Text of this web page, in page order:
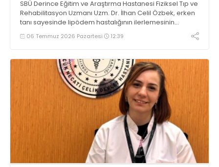
SBÜ Derince Eğitim ve Araştırma Hastanesi Fiziksel Tıp ve
Rehabilitasyon Uzmanı Uzm. Dr. İlhan Celil Özbek, erken
tanı sayesinde lipödem hastalığının ilerlemesinin
yavaşlatılabildiğini ve hastaların yaşam kalitesinin
artırılabildiğini vurguladı
06 Temmuz 2026 Pazartesi 12:39